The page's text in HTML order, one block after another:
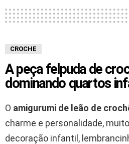
CROCHE
A peça felpuda de
dominando quartos
O amigurumi de leão de
charme e personalidade,
decoração infantil,